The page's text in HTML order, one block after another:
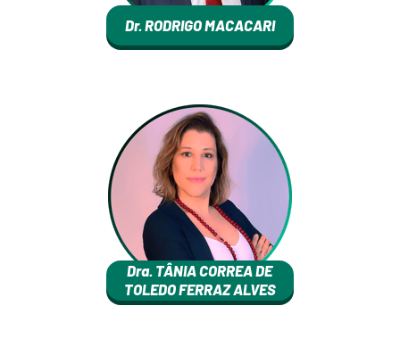
Dr. RODRIGO MACACARI
Dra. TÂNIA CORREA DE
TOLEDO FERRAZ ALVES